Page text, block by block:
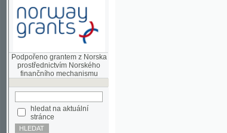
Podpořeno grantem z Norska
prostřednictvím Norského
hledat na aktuální
stránce
Pokročilé vyhledávání